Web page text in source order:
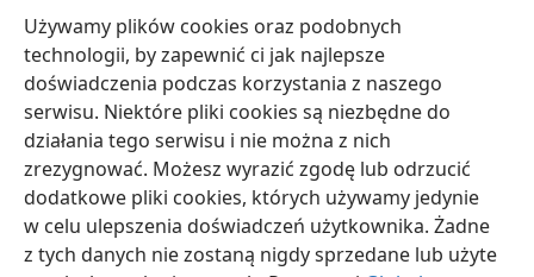
Używamy plików cookies oraz podobnych
technologii, by zapewnić ci jak najlepsze
doświadczenia podczas korzystania z naszego
serwisu. Niektóre pliki cookies są niezbędne do
działania tego serwisu i nie można z nich
zrezygnować. Możesz wyrazić zgodę lub odrzucić
dodatkowe pliki cookies, których używamy jedynie
w celu ulepszenia doświadczeń użytkownika. Żadne
z tych danych nie zostaną nigdy sprzedane lub użyte
28 Zapewniam was, że niektórzy ze stojących tutaj
nie umrą * , dopóki nie zobaczą Syna Człowieczego
przychodzącego w swoim Królestwie”
polski Udostępnij Ustawienia
Copyright© 2026 Watch Tower Bible and Tract Society of Pennsylvania